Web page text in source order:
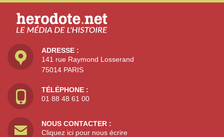
ADRESSE :
141 rue Raymond Losserand
75014 PARIS
TÉLÉPHONE :
01 88 48 61 00
NOUS CONTACTER :
Cliquez ici pour nous écrire